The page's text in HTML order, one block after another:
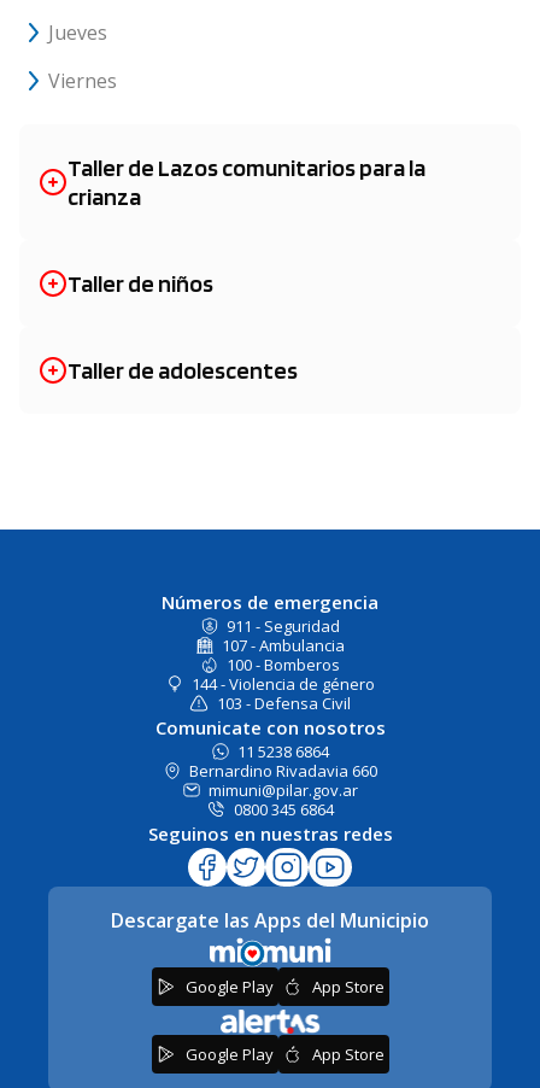
Jueves
Viernes
Taller de Lazos comunitarios para la
crianza
9hs - Casa de Desarrollo Humano Salas
Taller de niños
11hs - Casa de Desarrollo Humano Salas
Taller de adolescentes
Números de emergencia
911 - Seguridad
107 - Ambulancia
100 - Bomberos
144 - Violencia de género
103 - Defensa Civil
Comunicate con nosotros
11 5238 6864
Bernardino Rivadavia 660
mimuni@pilar.gov.ar
0800 345 6864
Seguinos en nuestras redes
Descargate las Apps del Municipio
Google Play App Store
Google Play App Store